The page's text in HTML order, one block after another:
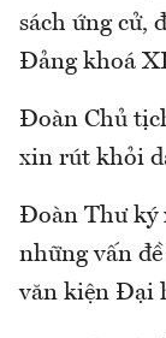
sách ứng cử,
Đảng khoá
Đoàn Chủ
xin rút khỏi
Đoàn Thư ký
những vấn
văn kiện Đại